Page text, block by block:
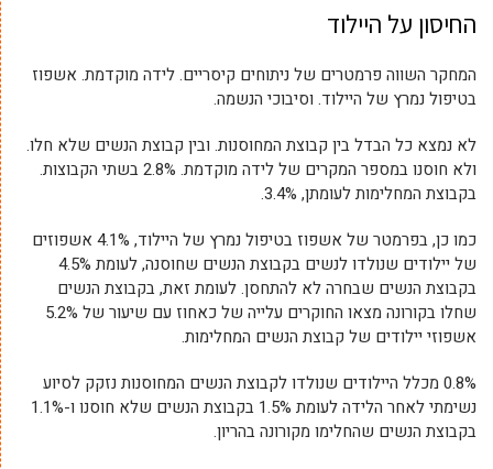
החיסון על היילוד
המחקר השווה פרמטרים של ניתוחים קיסריים. לידה מוקדמת. אשפוז
בטיפול נמרץ של היילוד. וסיבוכי הנשמה.
לא נמצא כל הבדל בין קבוצת המחוסנות. ובין קבוצת הנשים שלא חלו.
ולא חוסנו במספר המקרים של לידה מוקדמת. 2.8% בשתי הקבוצות.
בקבוצת המחלימות לעומתן, 3.4%.
כמו כן, בפרמטר של אשפוז בטיפול נמרץ של היילוד, 4.1% אשפוזים
של יילודים שנולדו לנשים בקבוצת הנשים שחוסנה, לעומת 4.5%
בקבוצת הנשים שבחרה לא להתחסן. לעומת זאת, בקבוצת הנשים
שחלו בקורונה מצאו החוקרים עלייה של כאחוז עם שיעור של 5.2%
אשפוזי יילודים של קבוצת הנשים המחלימות.
0.8% מכלל היילודים שנולדו לקבוצת הנשים המחוסנות נזקק לסיוע
נשימתי לאחר הלידה לעומת 1.5% בקבוצת הנשים שלא חוסנו ו-1.1%
בקבוצת הנשים שהחלימו מקורונה בהריון.